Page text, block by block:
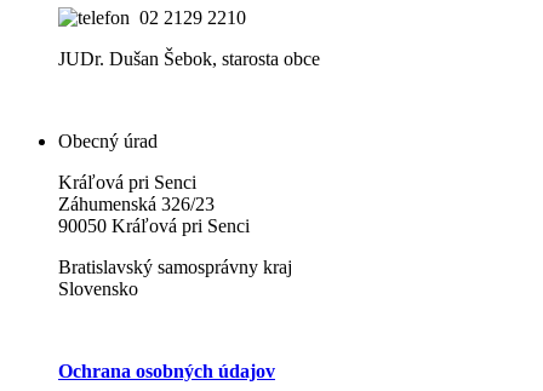
02 2129 2210
JUDr. Dušan Šebok, starosta obce
Obecný úrad
Kráľová pri Senci
Záhumenská 326/23
90050 Kráľová pri Senci
Bratislavský samosprávny kraj
Slovensko
Ochrana osobných údajov